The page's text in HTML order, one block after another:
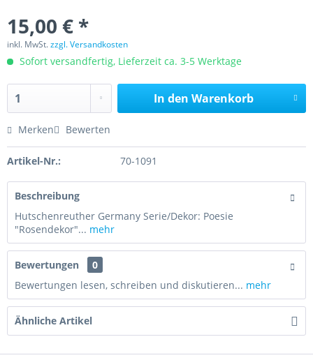
15,00 € *
inkl. MwSt.zzgl. Versandkosten
Sofort versandfertig, Lieferzeit ca. 3-5 Werktage
In den Warenkorb
Merken Bewerten
Artikel-Nr.: 70-1091
Beschreibung
Hutschenreuther Germany Serie/Dekor: Poesie
"Rosendekor"... mehr
Bewertungen
0
Bewertungen lesen, schreiben und diskutieren... mehr
Ähnliche Artikel